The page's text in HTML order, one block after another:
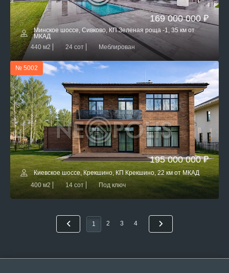
169 000 000 ₽
Минское шоссе, Сивково, КП Зеленая роща -1, 35 км от
МКАД
440 м2
24 сот Меблирован
№ 5002
195 000 000 ₽
Киевское шоссе, Крекшино, КП Крекшино, 22 км от МКАД
400 м2
14 сот Под ключ
1 2 3 4